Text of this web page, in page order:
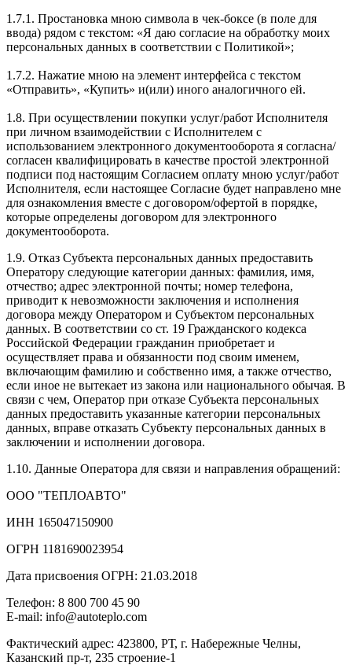
1.7.1. Простановка мною символа в чек-боксе (в поле для
ввода) рядом с текстом: «Я даю согласие на обработку моих
персональных данных в соответствии с Политикой»;
1.7.2. Нажатие мною на элемент интерфейса с текстом
«Отправить», «Купить» и(или) иного аналогичного ей.
1.8. При осуществлении покупки услуг/работ Исполнителя
при личном взаимодействии с Исполнителем с
использованием электронного документооборота я согласна/
согласен квалифицировать в качестве простой электронной
подписи под настоящим Согласием оплату мною услуг/работ
Исполнителя, если настоящее Согласие будет направлено мне
для ознакомления вместе с договором/офертой в порядке,
которые определены договором для электронного
документооборота.
1.9. Отказ Субъекта персональных данных предоставить
Оператору следующие категории данных: фамилия, имя,
отчество; адрес электронной почты; номер телефона,
приводит к невозможности заключения и исполнения
договора между Оператором и Субъектом персональных
данных. В соответствии со ст. 19 Гражданского кодекса
Российской Федерации гражданин приобретает и
осуществляет права и обязанности под своим именем,
включающим фамилию и собственно имя, а также отчество,
если иное не вытекает из закона или национального обычая. В
связи с чем, Оператор при отказе Субъекта персональных
данных предоставить указанные категории персональных
данных, вправе отказать Субъекту персональных данных в
заключении и исполнении договора.
1.10. Данные Оператора для связи и направления обращений:
ООО "ТЕПЛОАВТО"
ИНН 165047150900
ОГРН 1181690023954
Дата присвоения ОГРН: 21.03.2018
Телефон: 8 800 700 45 90
E-mail: info@autoteplo.com
Фактический адрес: 423800, РТ, г. Набережные Челны,
Казанский пр-т, 235 строение-1